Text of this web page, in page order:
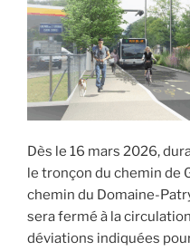
Dès le 16 mars 2026,
le tronçon du chemin de
chemin du Domaine-
sera fermé à la
déviations indiquées